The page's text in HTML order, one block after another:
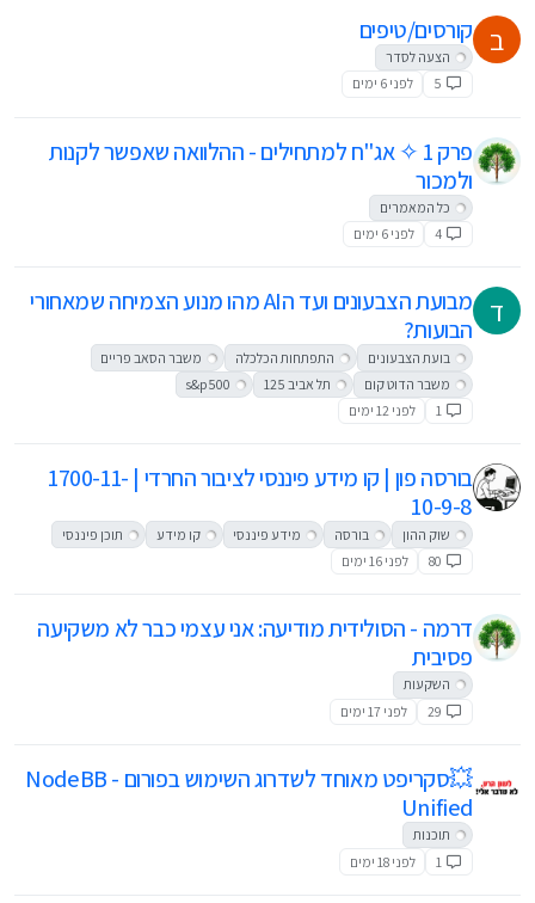
ב קורסים/טיפים
הצעה לסדר
5
לפני 6 ימים
פרק 1 ✧ אג"ח למתחילים - ההלוואה שאפשר לקנות
ולמכור
כל המאמרים
4
לפני 6 ימים
ד
מבועת הצבעונים ועד הAI מהו מנוע הצמיחה שמאחורי
הבועות?
בועת הצבעונים התפתחות הכלכלה
משבר הסאב פריים
משבר הדוט קום
תל אביב 125
s&p500
1
לפני 12 ימים
בורסה פון | קו מידע פיננסי לציבור החרדי | 1700-11-
10-9-8
שוק ההון בורסה מידע פיננסי קו מידע
תוכן פיננסי
80
לפני 16 ימים
דרמה - הסולידית מודיעה: אני עצמי כבר לא משקיעה
פסיבית
השקעות
29
לפני 17 ימים
💥סקריפט מאוחד לשדרוג השימוש בפורום - NodeBB
Unified
תוכנות
1
לפני 18 ימים